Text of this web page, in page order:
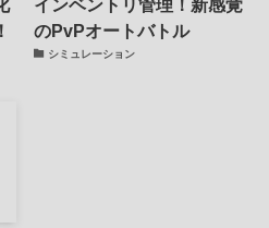
インベントリ管理！新感覚
のPvPオートバトル
シミュレーション